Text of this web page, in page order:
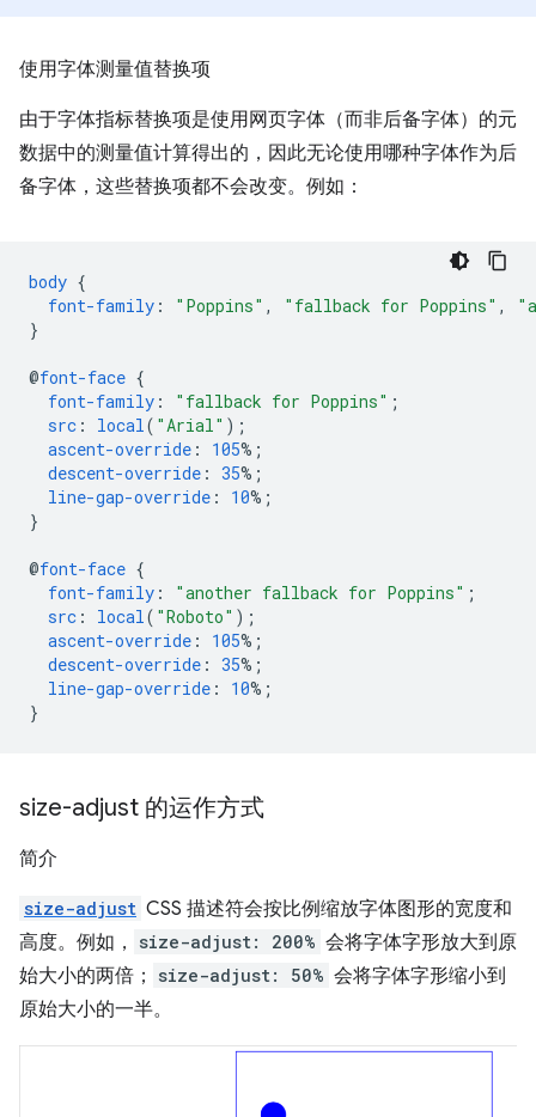
使用字体测量值替换项
由于字体指标替换项是使用网页字体（而非后备字体）的元
数据中的测量值计算得出的，因此无论使用哪种字体作为后
备字体，这些替换项都不会改变。例如：
body {
font-family : "Poppins" , "fallback for Poppins" ,
}
@font-face {
font-family : "fallback for Poppins" ;
src : local( "Arial" );
ascent-override : 105%;
descent-override : 35%;
line-gap-override : 10%;
}
@font-face {
font-family : "another fallback for Poppins" ;
src : local( "Roboto" );
ascent-override : 105%;
descent-override : 35%;
line-gap-override : 10%;
}
size-adjust 的运作方式
简介
size-adjust CSS 描述符会按比例缩放字体图形的宽度和
高度。例如，
size-adjust: 200% 会将字体字形放大到原
始大小的两倍；
size-adjust: 50% 会将字体字形缩小到
原始大小的一半。